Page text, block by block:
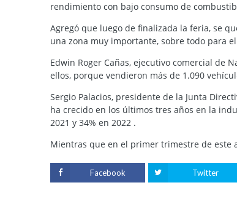
rendimiento con bajo consumo de
Agregó que luego de finalizada la feria, se
una zona muy importante, sobre todo para
Edwin Roger Cañas, ejecutivo comercial de
ellos, porque vendieron más de 1.090
Sergio Palacios, presidente de la Junta
ha crecido en los últimos tres años en la
2021 y 34% en 2022 .
Mientras que en el primer trimestre de este
Facebook Twitter